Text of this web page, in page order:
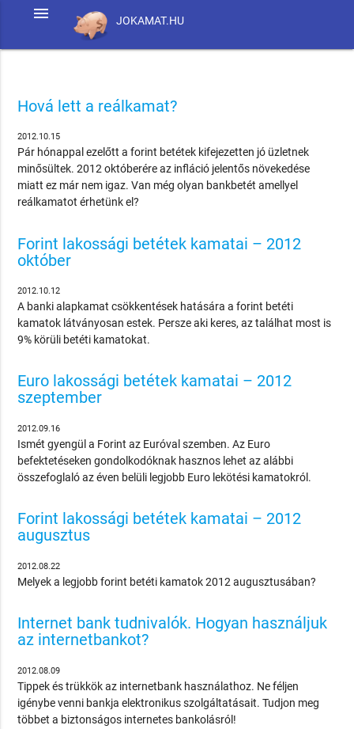
JOKAMAT.HU
menu
Hová lett a reálkamat?
2012.10.15
Pár hónappal ezelőtt a forint betétek kifejezetten jó üzletnek
minősültek. 2012 októberére az infláció jelentős növekedése
miatt ez már nem igaz. Van még olyan bankbetét amellyel
reálkamatot érhetünk el?
Forint lakossági betétek kamatai – 2012
október
2012.10.12
A banki alapkamat csökkentések hatására a forint betéti
kamatok látványosan estek. Persze aki keres, az találhat most is
9% körüli betéti kamatokat.
Euro lakossági betétek kamatai – 2012
szeptember
2012.09.16
Ismét gyengül a Forint az Euróval szemben. Az Euro
befektetéseken gondolkodóknak hasznos lehet az alábbi
összefoglaló az éven belüli legjobb Euro lekötési kamatokról.
Forint lakossági betétek kamatai – 2012
augusztus
2012.08.22
Melyek a legjobb forint betéti kamatok 2012 augusztusában?
Internet bank tudnivalók. Hogyan használjuk
az internetbankot?
2012.08.09
Tippek és trükkök az internetbank használathoz. Ne féljen
igénybe venni bankja elektronikus szolgáltatásait. Tudjon meg
többet a biztonságos internetes bankolásról!